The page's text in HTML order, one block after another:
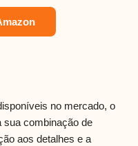
no mercado, o
sua combinação de
aos detalhes e a